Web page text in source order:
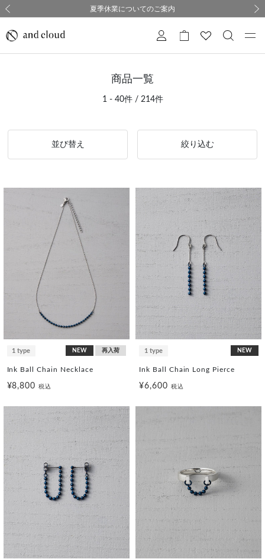
採用のご案内
熊本県熊本地方を震源とする地震の影響について
夏季休業についてのご案内
購入証明書ペーパーレス化のお知らせ
採用のご案内
熊本県熊本地方を震源とする地震の影響について
商品一覧
1 - 40件 / 214件
並び替え 絞り込む
1 type NEW 再入荷
Ink Ball Chain Necklace
¥8,800税込
1 type NEW
Ink Ball Chain Long Pierce
¥6,600 税込